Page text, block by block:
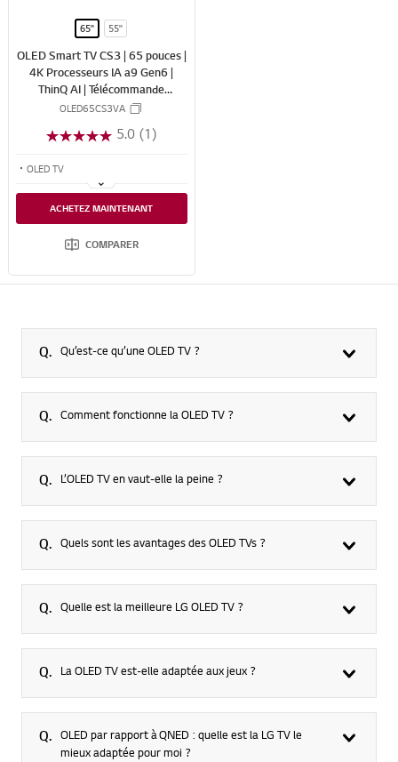
65" 55"
OLED Smart TV CS3 | 65 pouces |
4K Processeurs IA a9 Gen6 |
ThinQ AI | Télécommande
magique | HDR | webOS
OLED65CS3VA
5.0 (1)
OLED TV
Des visuels riches en détails avec un contraste infini
ACHETEZ MAINTENANT
COMPARER
Q. Qu’est-ce qu’une OLED TV ?
Q. Comment fonctionne la OLED TV ?
Q. L’OLED TV en vaut-elle la peine ?
Q. Quels sont les avantages des OLED TVs ?
Q. Quelle est la meilleure LG OLED TV ?
Q. La OLED TV est-elle adaptée aux jeux ?
Q. OLED par rapport à QNED : quelle est la LG TV le
mieux adaptée pour moi ?